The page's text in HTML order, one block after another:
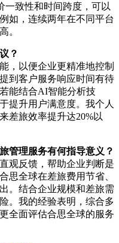
一致性和时间跨度，可以
如，连续两年在不同平台
。
？
，以便企业更精准地控制
到客户服务响应时间有待
能结合AI智能分析技
提升用户满意度。我个人
差旅效率提升达20%以
管理服务有何指导意义？
观反馈，帮助企业判断是
思全球在差旅费用节省、
。结合企业规模和差旅需
。我的经验表明，综合多
全面评估合思全球的服务